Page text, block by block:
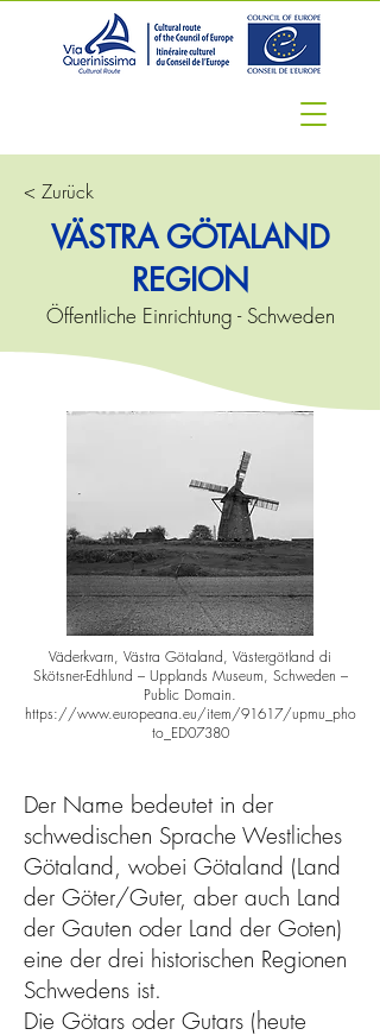
< Zurück
VÄSTRA GÖTALAND
REGION
Öffentliche Einrichtung - Schweden
Väderkvarn, Västra Götaland, Västergötland di
Skötsner-Edhlund – Upplands Museum, Schweden –
Public Domain.
https://www.europeana.eu/item/91617/upmu_pho
to_ED07380
Der Name bedeutet in der
schwedischen Sprache Westliches
Götaland, wobei Götaland (Land
der Göter/Guter, aber auch Land
der Gauten oder Land der Goten)
eine der drei historischen Regionen
Schwedens ist.
Die Götars oder Gutars (heute